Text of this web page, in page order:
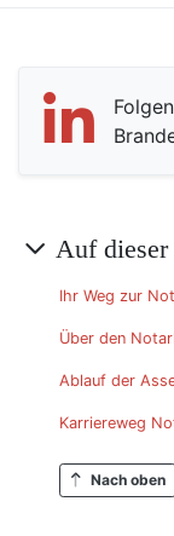
Auf dieser
Ihr Weg zur
Über den
Ablauf der
Karriereweg
Nach oben